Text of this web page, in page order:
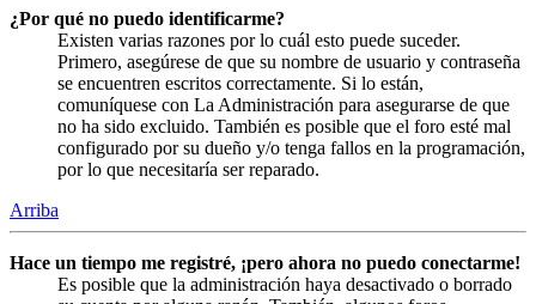
¿Por qué no puedo identificarme?
Existen varias razones por lo cuál esto puede suceder.
Primero, asegúrese de que su nombre de usuario y contraseña
se encuentren escritos correctamente. Si lo están,
comuníquese con La Administración para asegurarse de que
no ha sido excluido. También es posible que el foro esté mal
configurado por su dueño y/o tenga fallos en la programación,
por lo que necesitaría ser reparado.
Arriba
Hace un tiempo me registré, ¡pero ahora no puedo conectarme!
Es posible que la administración haya desactivado o borrado